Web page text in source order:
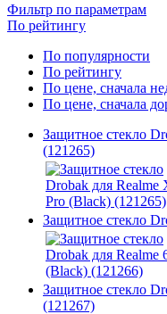
Фильтр по параметрам
По рейтингу
По популярности
По рейтингу
По цене, сначала
По цене, сначала
Защитное стекло
(121265)
Защитное стекло
Защитное стекло
(121267)